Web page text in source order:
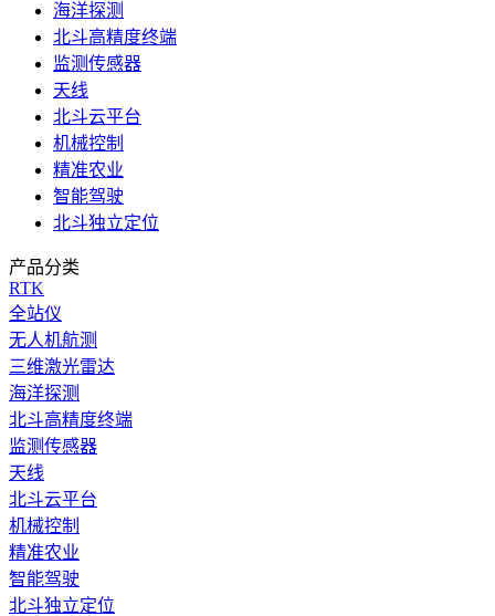
海洋探测
北斗高精度终端
监测传感器
天线
北斗云平台
机械控制
精准农业
智能驾驶
北斗独立定位
产品分类
RTK
全站仪
无人机航测
三维激光雷达
海洋探测
北斗高精度终端
监测传感器
天线
北斗云平台
机械控制
精准农业
智能驾驶
北斗独立定位